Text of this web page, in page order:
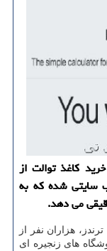
كاغذ توالت از
سایتی شده كه به
می دهد.
هزاران نفر از
های زنجیره ای